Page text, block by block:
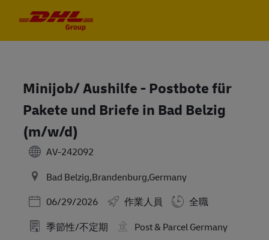
Minijob/ Aushilfe - Postbote für
Pakete und Briefe in Bad Belzig
(m/w/d)
AV-242092
Bad Belzig,Brandenburg,Germany
Posted Date
06/29/2026 作業人員
全職
季節性/不定期
Post & Parcel Germany